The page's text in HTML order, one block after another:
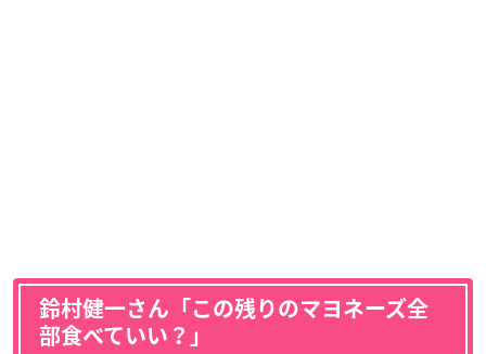
鈴村健一さん「この残りのマヨネーズ全
部食べていい？」